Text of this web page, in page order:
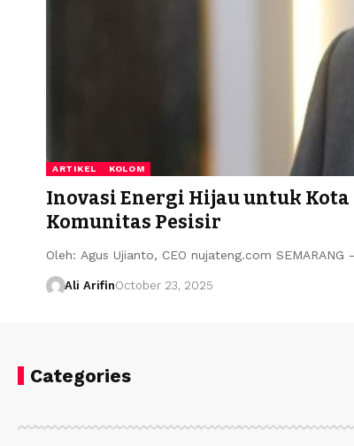
ARTIKEL KOLOM
Inovasi Energi Hijau untuk
Komunitas Pesisir
Oleh: Agus Ujianto, CEO nujateng.com
Ali ArifinOctober 23, 2025
Categories